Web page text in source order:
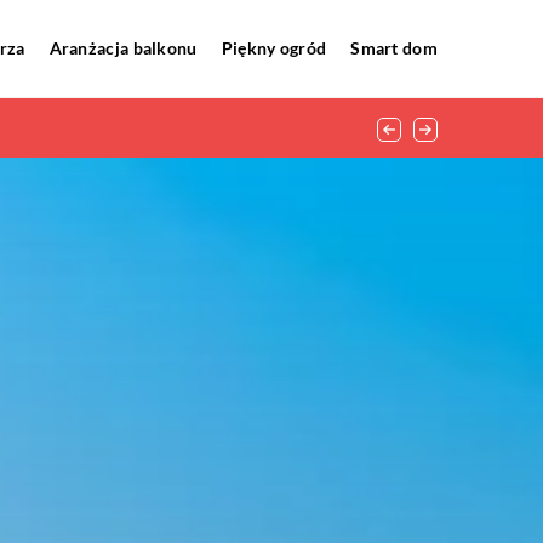
Aranżacja balkonu Piękny ogród Smart dom